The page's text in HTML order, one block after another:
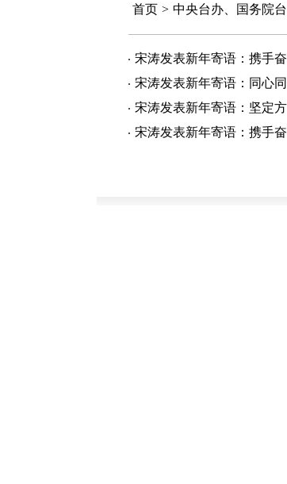
首页 > 中央台办、国务院
宋涛发表新年寄语：携手
宋涛发表新年寄语：同心
宋涛发表新年寄语：坚定
宋涛发表新年寄语：携手